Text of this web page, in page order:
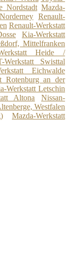
Nordstadt Mazda-
Renault-
Renault-Werkstatt
Kia-Werkstatt
Mittelfranken
Werkstatt Heide /
Werkstatt Swisttal
Eichwalde
Rotenburg an der
Werkstatt Letschin
Altona
Nissan-
Westfalen
Mazda-Werkstatt